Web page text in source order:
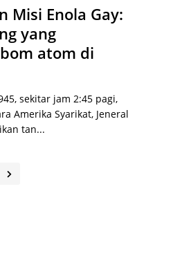
Misi Enola Gay:
yang
atom di
sekitar jam 2:45 pagi,
Amerika Syarikat, Jeneral
tan...